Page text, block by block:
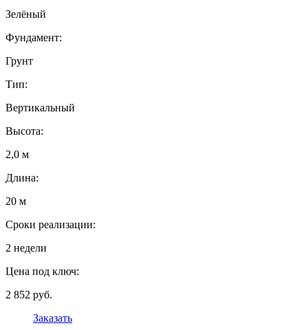
Зелёный
Фундамент:
Грунт
Тип:
Вертикальный
Высота:
2,0 м
Длина:
20 м
Сроки реализации:
2 недели
Цена под ключ:
2 852 руб.
Заказать